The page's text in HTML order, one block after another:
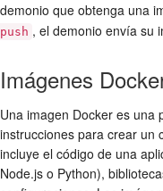
demonio que obtenga una
push , el demonio envía su
Imágenes
Una imagen Docker es una
instrucciones para crear un
incluye el código de una
Node.js o Python),